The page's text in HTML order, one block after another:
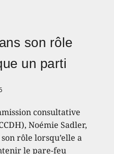
son rôle
un parti
consultative
Noémie Sadler,
rôle lorsqu’elle a
le pare-feu